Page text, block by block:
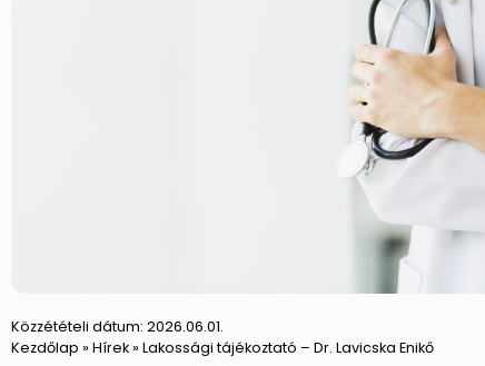
Közzétételi dátum: 2026.06.01.
Kezdőlap » Hírek» Lakossági tájékoztató – Dr. Lavicska Enikő